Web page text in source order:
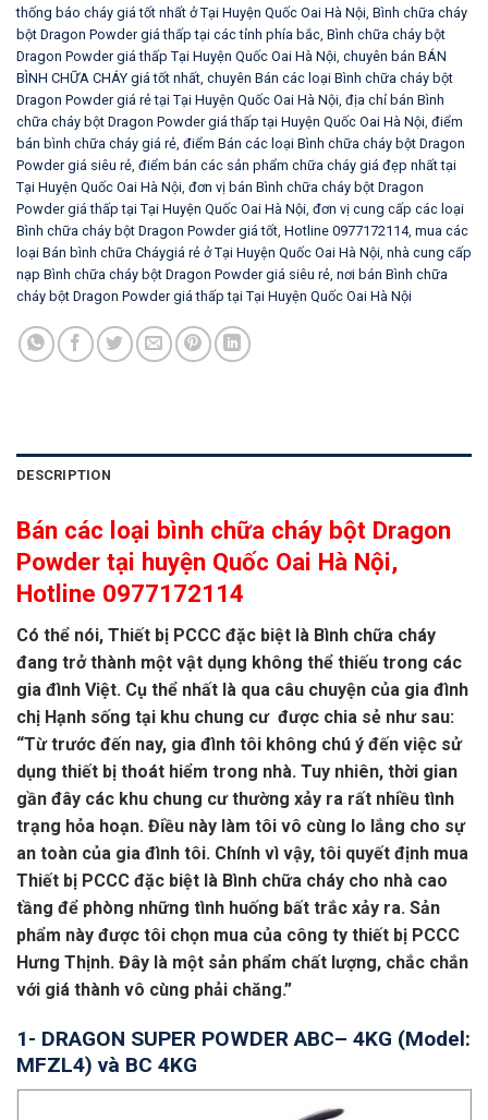
thống báo cháy giá tốt nhất ở Tại Huyện Quốc Oai Hà Nội Bình chữa cháy
bột Dragon Powder giá thấp tại các tỉnh phía bắc Bình chữa cháy bột
Dragon Powder giá thấp Tại Huyện Quốc Oai Hà Nội chuyên bán BÁN
BÌNH CHỮA CHÁY giá tốt nhất chuyên Bán các loại Bình chữa cháy bột
Dragon Powder giá rẻ tại Tại Huyện Quốc Oai Hà Nội địa chỉ bán Bình
chữa cháy bột Dragon Powder giá thấp tại Huyện Quốc Oai Hà Nội điểm
bán bình chữa cháy giá rẻ điểm Bán các loại Bình chữa cháy bột Dragon
Powder giá siêu rẻ điểm bán các sản phẩm chữa cháy giá đẹp nhất tại
Tại Huyện Quốc Oai Hà Nội đơn vị bán Bình chữa cháy bột Dragon
Powder giá thấp tại Tại Huyện Quốc Oai Hà Nội đơn vị cung cấp các loại
Bình chữa cháy bột Dragon Powder giá tốt Hotline 0977172114, mua các
loại Bán bình chữa Cháygiá rẻ ở Tại Huyện Quốc Oai Hà Nội nhà cung cấp
nạp Bình chữa cháy bột Dragon Powder giá siêu rẻ nơi bán Bình chữa
cháy bột Dragon Powder giá thấp tại Tại Huyện Quốc Oai Hà Nội
DESCRIPTION
Bán các loại bình chữa cháy bột Dragon
Powder tại huyện Quốc Oai Hà Nội,
Hotline 0977172114
Có thể nói, Thiết bị PCCC đặc biệt là Bình chữa cháy
đang trở thành một vật dụng không thể thiếu trong các
gia đình Việt. Cụ thể nhất là qua câu chuyện của gia đình
chị Hạnh sống tại khu chung cư được chia sẻ như sau:
“Từ trước đến nay, gia đình tôi không chú ý đến việc sử
dụng thiết bị thoát hiểm trong nhà. Tuy nhiên, thời gian
gần đây các khu chung cư thường xảy ra rất nhiều tình
trạng hỏa hoạn. Điều này làm tôi vô cùng lo lắng cho sự
an toàn của gia đình tôi. Chính vì vậy, tôi quyết định mua
Thiết bị PCCC đặc biệt là Bình chữa cháy cho nhà cao
tầng để phòng những tình huống bất trắc xảy ra. Sản
phẩm này được tôi chọn mua của công ty thiết bị PCCC
Hưng Thịnh. Đây là một sản phẩm chất lượng, chắc chắn
với giá thành vô cùng phải chăng.”
1- DRAGON SUPER POWDER ABC– 4KG (Model:
MFZL4) và BC 4KG